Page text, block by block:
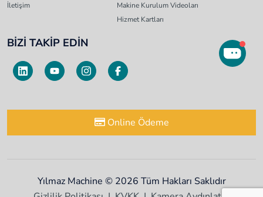
İletişim
Makine Kurulum Videoları
Hizmet Kartları
BİZİ TAKİP EDİN
Online Ödeme
Yılmaz Machine © 2026 Tüm Hakları Saklıdır